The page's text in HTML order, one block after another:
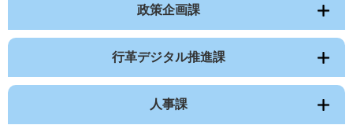
政策企画課
行革デジタル推進課
人事課